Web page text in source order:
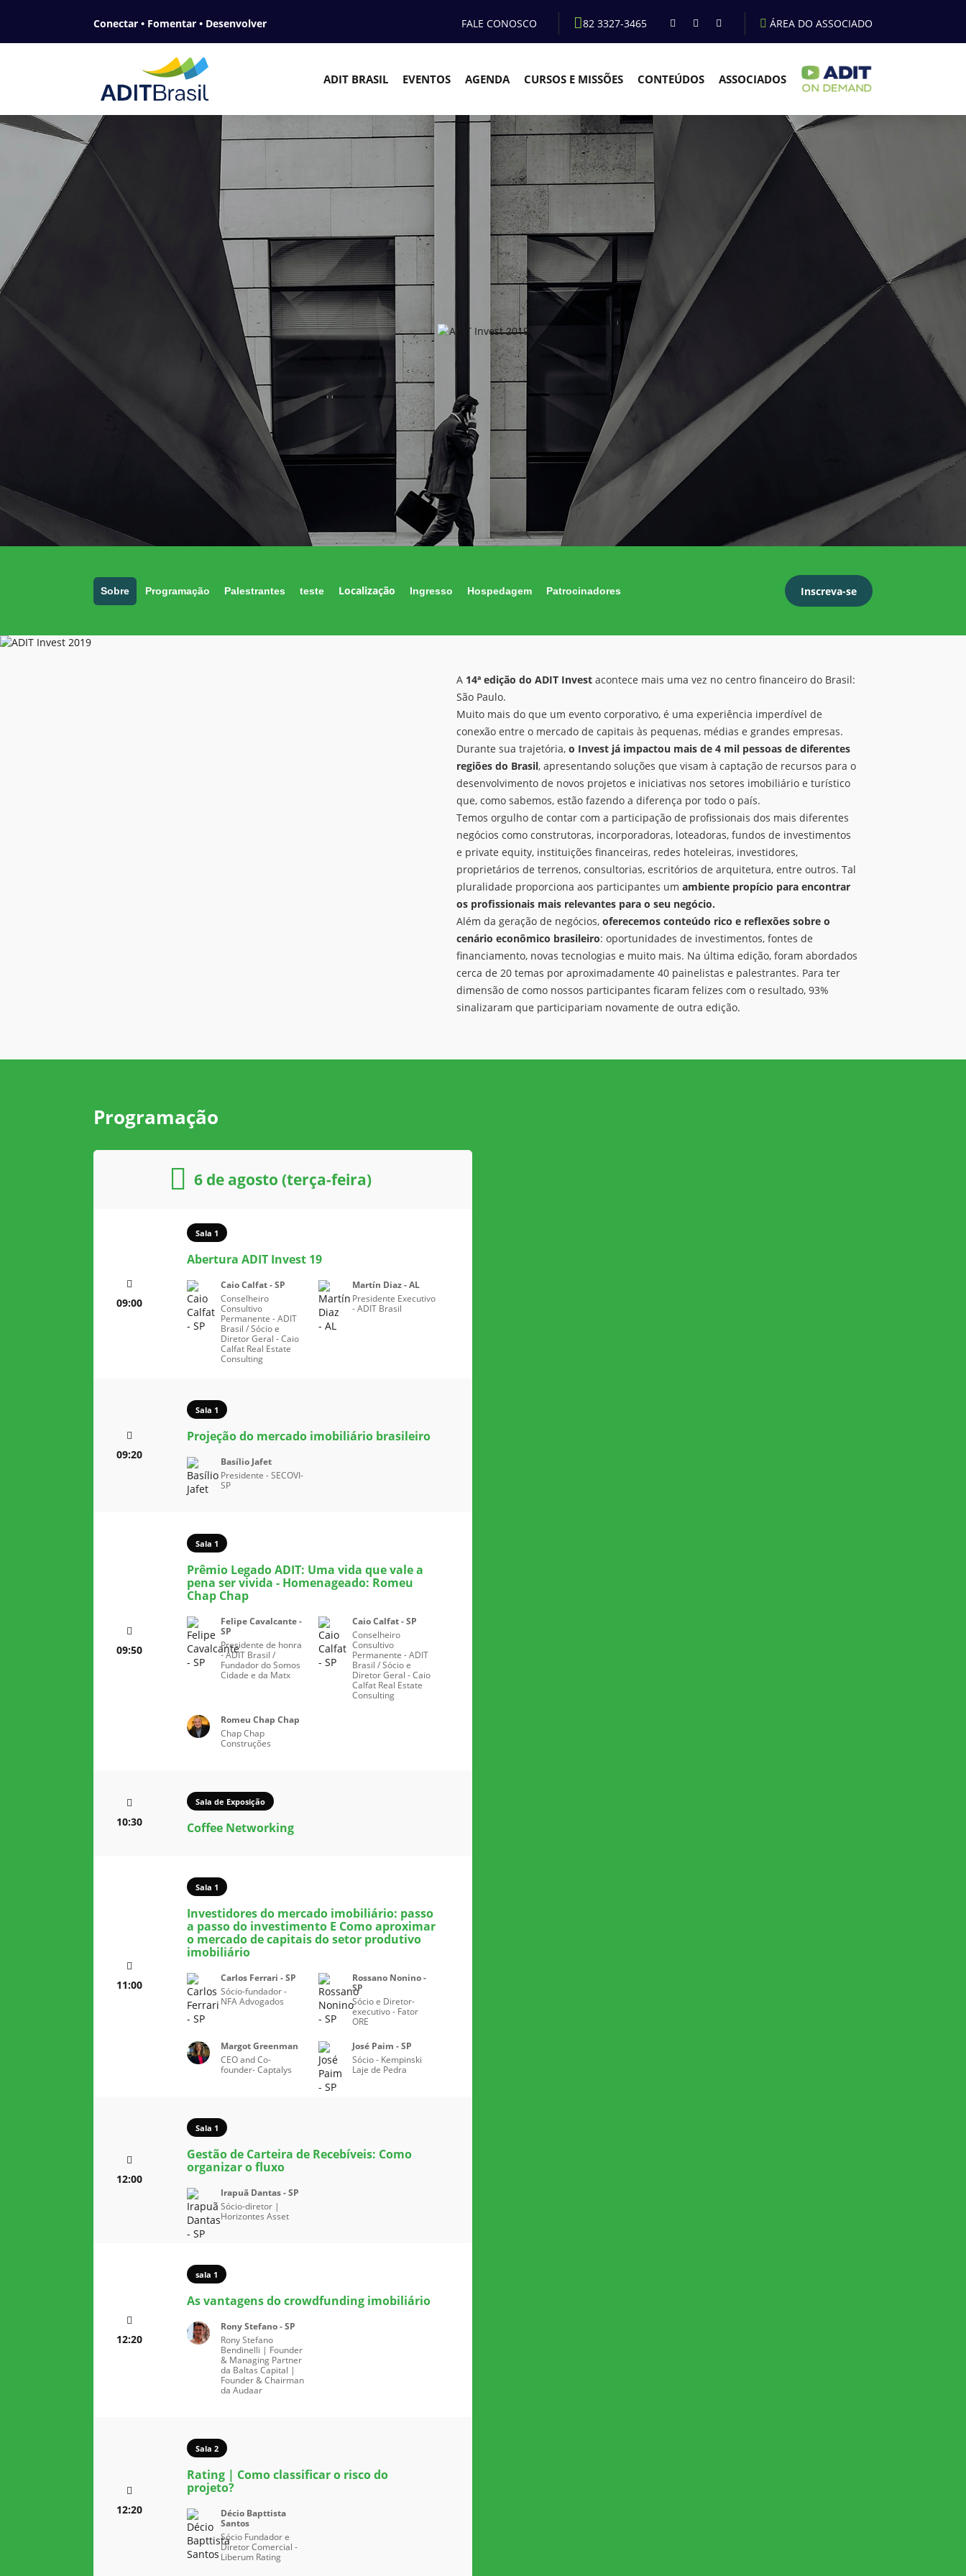
Conectar • Fomentar • Desenvolver FALE CONOSCO 82 3327-3465 ÁREA DO ASSOCIADO
ADIT BRASIL EVENTOS AGENDA CURSOS E MISSÕES CONTEÚDOS ASSOCIADOS
Sobre Programação Palestrantes teste Localização Ingresso Hospedagem Patrocinadores Inscreva-se
A 14ª edição do ADIT Invest acontece mais uma vez no centro financeiro do Brasil:
São Paulo.
Muito mais do que um evento corporativo, é uma experiência imperdível de
conexão entre o mercado de capitais às pequenas, médias e grandes empresas.
Durante sua trajetória, o Invest já impactou mais de 4 mil pessoas de diferentes
regiões do Brasil, apresentando soluções que visam à captação de recursos para o
desenvolvimento de novos projetos e iniciativas nos setores imobiliário e turístico
que, como sabemos, estão fazendo a diferença por todo o país.
Temos orgulho de contar com a participação de profissionais dos mais diferentes
negócios como construtoras, incorporadoras, loteadoras, fundos de investimentos
e private equity, instituições financeiras, redes hoteleiras, investidores,
proprietários de terrenos, consultorias, escritórios de arquitetura, entre outros. Tal
pluralidade proporciona aos participantes um ambiente propício para encontrar
os profissionais mais relevantes para o seu negócio.
Além da geração de negócios, oferecemos conteúdo rico e reflexões sobre o
cenário econômico brasileiro: oportunidades de investimentos, fontes de
financiamento, novas tecnologias e muito mais. Na última edição, foram abordados
cerca de 20 temas por aproximadamente 40 painelistas e palestrantes. Para ter
dimensão de como nossos participantes ficaram felizes com o resultado, 93%
sinalizaram que participariam novamente de outra edição.
Programação
6 de agosto (terça-feira)
09:00
Sala 1
Abertura ADIT Invest 19
Caio Calfat - SP
Conselheiro
Consultivo
Permanente - ADIT
Brasil / Sócio e
Diretor Geral - Caio
Calfat Real Estate
Consulting
Martín Diaz - AL
Presidente Executivo
- ADIT Brasil
09:20
Sala 1
Projeção do mercado imobiliário brasileiro
Basílio Jafet
Presidente - SECOVI-
SP
09:50
Sala 1
Prêmio Legado ADIT: Uma vida que vale a
pena ser vivida - Homenageado: Romeu
Chap Chap
Felipe Cavalcante -
SP
Presidente de honra
- ADIT Brasil /
Fundador do Somos
Cidade e da Matx
Caio Calfat - SP
Conselheiro
Consultivo
Permanente - ADIT
Brasil / Sócio e
Diretor Geral - Caio
Calfat Real Estate
Consulting
Romeu Chap Chap
Chap Chap
Construções
10:30
Sala de Exposição
Coffee Networking
11:00
Sala 1
Investidores do mercado imobiliário: passo
a passo do investimento E Como aproximar
o mercado de capitais do setor produtivo
imobiliário
Carlos Ferrari - SP
Sócio-fundador -
NFA Advogados
Rossano Nonino -
SP
Sócio e Diretor-
executivo - Fator
ORE
Margot Greenman
CEO and Co-
founder- Captalys
José Paim - SP
Sócio - Kempinski
Laje de Pedra
12:00
Sala 1
Gestão de Carteira de Recebíveis: Como
organizar o fluxo
Irapuã Dantas - SP
Sócio-diretor |
Horizontes Asset
12:20
sala 1
As vantagens do crowdfunding imobiliário
Rony Stefano - SP
Rony Stefano
Bendinelli | Founder
& Managing Partner
da Baltas Capital |
Founder & Chairman
da Audaar
12:20
Sala 2
Rating | Como classificar o risco do
projeto?
Décio Bapttista
Santos
Sócio Fundador e
Diretor Comercial -
Liberum Rating